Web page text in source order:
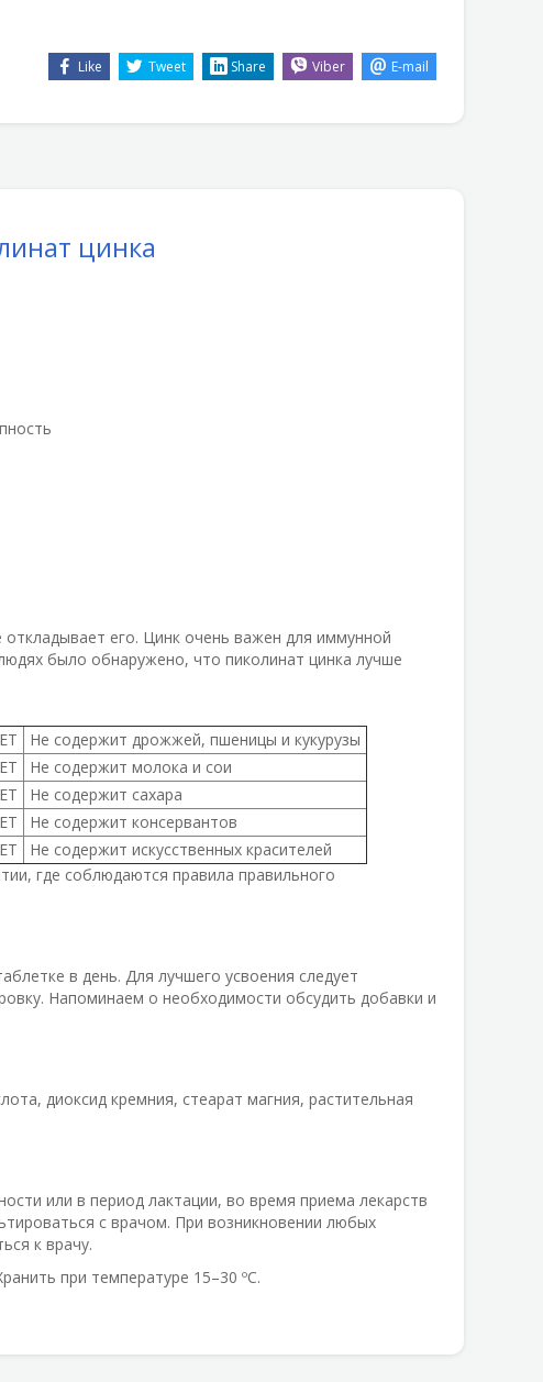
Like Tweet Share Viber E-mail
цинка
его. Цинк очень важен для иммунной
было обнаружено, что пиколинат цинка лучше
Не содержит дрожжей, пшеницы и кукурузы
Не содержит молока и сои
Не содержит сахара
Не содержит консервантов
Не содержит искусственных красителей
где соблюдаются правила правильного
в день. Для лучшего усвоения следует
Напоминаем о необходимости обсудить добавки и
диоксид кремния, стеарат магния, растительная
или в период лактации, во время приема лекарств
с врачом. При возникновении любых
к врачу.
при температуре 15–30 ºС.